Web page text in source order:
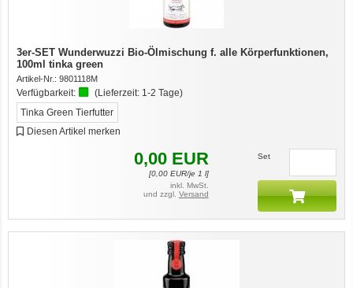
3er-SET Wunderwuzzi Bio-Ölmischung f. alle Körperfunktionen,
100ml tinka green
Artikel-Nr.: 9801118M
Verfügbarkeit: (Lieferzeit: 1-2 Tage)
Tinka Green Tierfutter
Diesen Artikel merken
0,00 EUR
[0,00EUR/je 1 l]
inkl. MwSt.
und zzgl. Versand
Set